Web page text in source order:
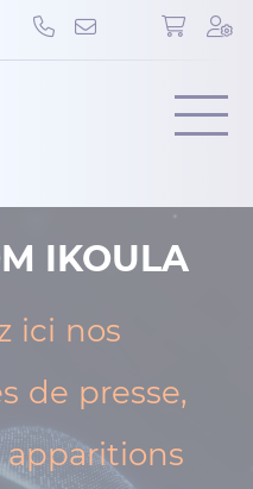
Menu
IKOULA
ici nos
de presse,